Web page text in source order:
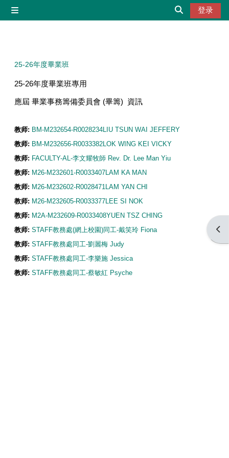
登录
打
25-26年度畢業班
25-26年度畢業班專用
應屆 畢業事務籌備委員會 (畢籌) 資訊
教师: BM-M232654-R0028234LIU TSUN WAI JEFFERY
教师: BM-M232656-R0033382LOK WING KEI VICKY
教师: FACULTY-AL-李文耀牧師 Rev. Dr. Lee Man Yiu
教师: M26-M232601-R0033407LAM KA MAN
教师: M26-M232602-R0028471LAM YAN CHI
教师: M26-M232605-R0033377LEE SI NOK
教师: M2A-M232609-R0033408YUEN TSZ CHING
教师: STAFF教務處(網上校園)同工-戴笑玲 Fiona
教师: STAFF教務處同工-劉麗梅 Judy
教师: STAFF教務處同工-李樂施 Jessica
教师: STAFF教務處同工-蔡敏紅 Psyche